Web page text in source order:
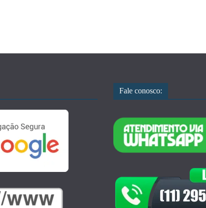
Fale conosco: